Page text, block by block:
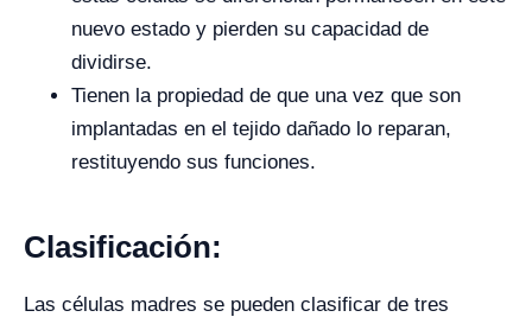
nuevo estado y pierden su capacidad de
dividirse.
Tienen la propiedad de que una vez que son
implantadas en el tejido dañado lo reparan,
restituyendo sus funciones.
Clasificación:
Las células madres se pueden clasificar de tres